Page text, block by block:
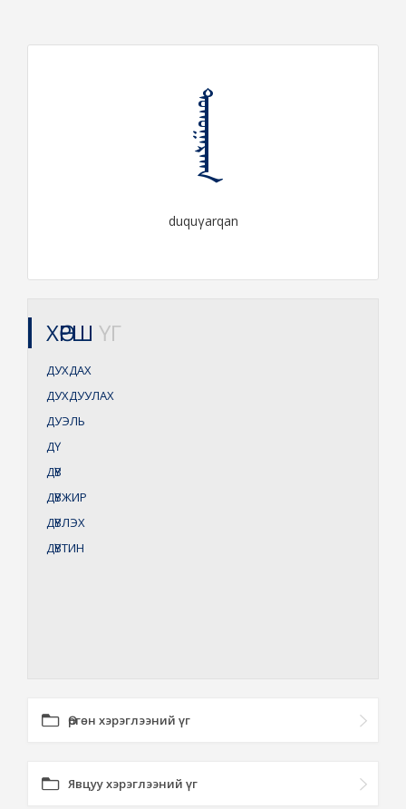
ᠳᠤᠬᠤᠭᠠᠷᠬᠠᠨ
duquγarqan
ХӨРШ ҮГ
ДУХДАХ
ДУХДУУЛАХ
ДУЭЛЬ
ДҮ
ДҮВ
ДҮВЖИР
ДҮВЛЭХ
ДҮВТИН
Өргөн хэрэглээний үг
Явцуу хэрэглээний үг